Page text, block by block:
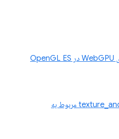
پشتیبانی از حالت سازگاری WebGPU در OpenGL ES
افزونه‌ی texture_and_sampler_let مربوط به